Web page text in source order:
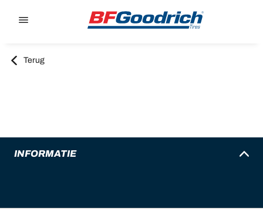
Terug
INFORMATIE